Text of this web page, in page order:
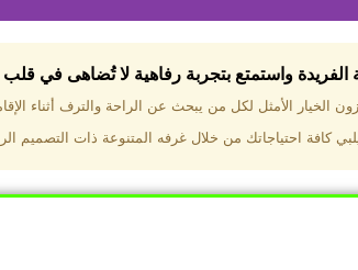
لماذا تختار فندق
والجبال الخضراء. مرافق متكاملة تشمل
الفريدة واستمتع بتجربة رفاهية لا تُضاهى في
الخيار الأمثل لكل من يبحث عن الراحة والترف
كافة احتياجاتك من خلال غرفه المتنوعة ذات التصميم